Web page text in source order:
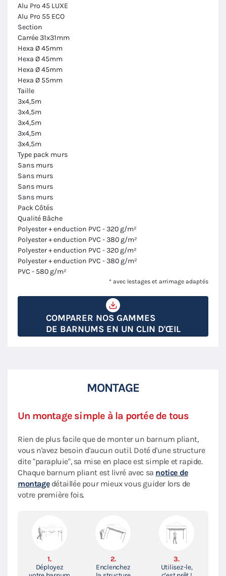
Alu Pro 45 LUXE
Alu Pro 55 ECO
Section
Carrée 31x31mm
Hexa Ø 45mm
Hexa Ø 45mm
Hexa Ø 45mm
Hexa Ø 55mm
Taille
3x4,5m
3x4,5m
3x4,5m
3x4,5m
3x4,5m
Type pack murs
Sans murs
Sans murs
Sans murs
Sans murs
Pack Côtés
Qualité Bâche
Polyester + enduction PVC - 320 g/m²
Polyester + enduction PVC - 380 g/m²
Polyester + enduction PVC - 320 g/m²
Polyester + enduction PVC - 380 g/m²
PVC - 580 g/m²
* avec lestages et arrimage adaptés
COMPARER NOS GAMMES
DE BARNUMS EN UN CLIN D'ŒIL
MONTAGE
Un montage simple à la portée de tous
Rien de plus facile que de monter un barnum pliant,
vous n'avez besoin d'aucun outil. Doté d'une structure
dite "parapluie", sa mise en place est simple et rapide.
Chaque barnum pliant est livré avec sa notice de
montagedétaillée pour mieux vous guider lors de
votre première fois.
1.
Déployez
2.
Enclenchez
3.
Utilisez-le,